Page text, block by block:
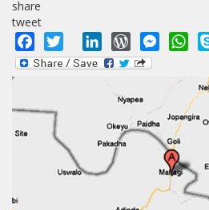
share
tweet
Facebook
Twitter LinkedInWordPress